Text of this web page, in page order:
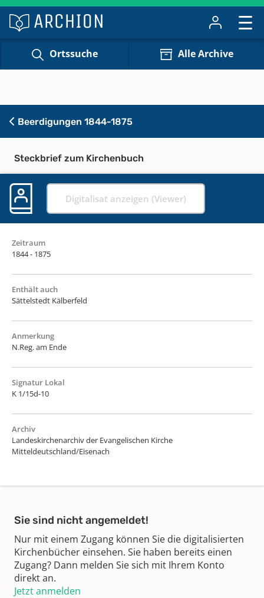
Ortssuche Alle Archive
Beerdigungen 1844-1875
Steckbrief zum Kirchenbuch
Digitalisat anzeigen (Viewer)
Zeitraum
1844 - 1875
Enthält auch
Sättelstedt Kälberfeld
Anmerkung
N.Reg. am Ende
Signatur Lokal
K 1/15d-10
Archiv
Landeskirchenarchiv der Evangelischen Kirche
Mitteldeutschland/Eisenach
Sie sind nicht angemeldet!
Nur mit einem Zugang können Sie die digitalisierten
Kirchenbücher einsehen. Sie haben bereits einen
Zugang? Dann melden Sie sich mit Ihrem Konto
direkt an.
Jetzt anmelden